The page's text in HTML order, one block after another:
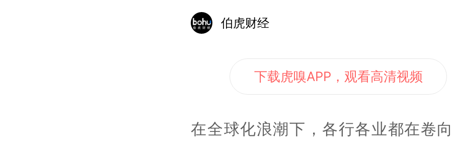
伯虎财经
下载虎嗅APP，观看高清视频
在全球化浪潮下，各行各业都在卷